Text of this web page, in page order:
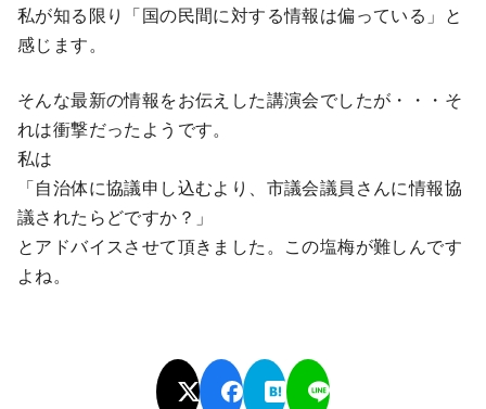
私が知る限り「国の民間に対する情報は偏っている」と
感じます。
そんな最新の情報をお伝えした講演会でしたが・・・そ
れは衝撃だったようです。
私は
「自治体に協議申し込むより、市議会議員さんに情報協
議されたらどですか？」
とアドバイスさせて頂きました。この塩梅が難しんです
よね。